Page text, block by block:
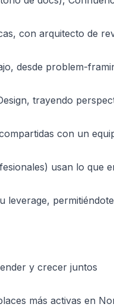
con arquitecto de
desde problem-
trayendo
con un
usan lo que
leverage,
y crecer juntos
más activas en